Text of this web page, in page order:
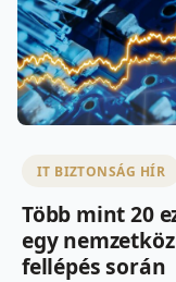
IT BIZTONSÁG HÍR
Több mint 20
egy
fellépés során